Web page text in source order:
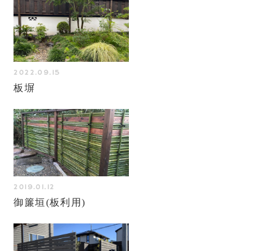
2022.09.15
板塀
2019.01.12
御簾垣(板利用)